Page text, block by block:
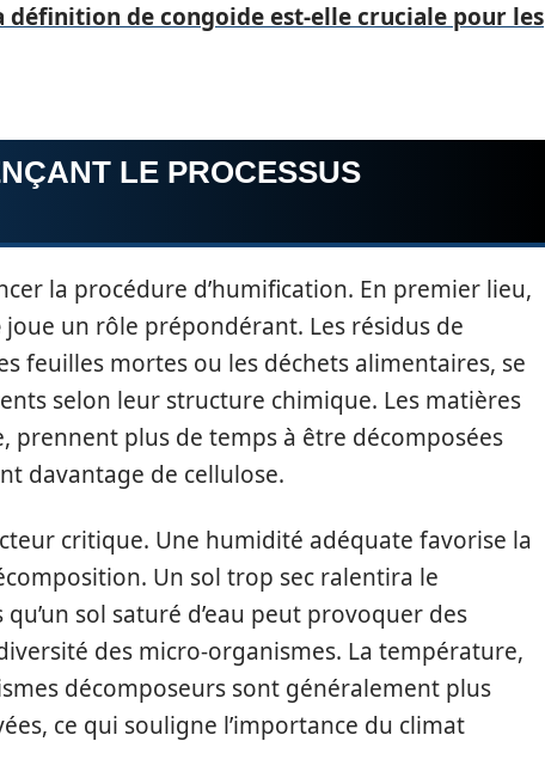
définition de congoide est-elle cruciale pour les
LE PROCESSUS
la procédure d’humification. En premier lieu,
joue un rôle prépondérant. Les résidus de
feuilles mortes ou les déchets alimentaires, se
selon leur structure chimique. Les matières
prennent plus de temps à être décomposées
davantage de cellulose.
critique. Une humidité adéquate favorise la
Un sol trop sec ralentira le
sol saturé d’eau peut provoquer des
des micro-organismes. La température,
décomposeurs sont généralement plus
ce qui souligne l’importance du climat